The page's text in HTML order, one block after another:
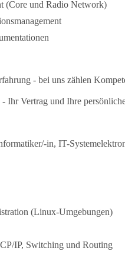
(Core und Radio Network)
- bei uns zählen
- Ihr Vertrag und Ihre
in, IT-
(Linux-Umgebungen)
IP, Switching und Routing